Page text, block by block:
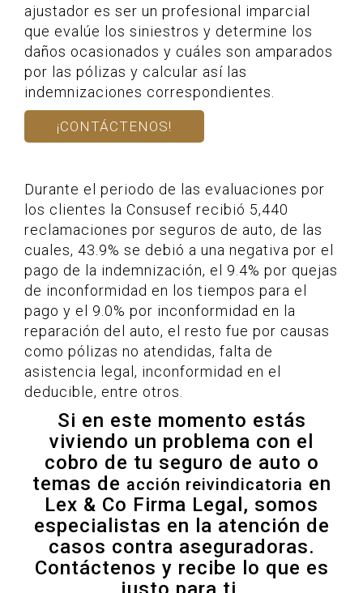
ajustador es ser un profesional imparcial
que evalúe los siniestros y determine los
daños ocasionados y cuáles son amparados
por las pólizas y calcular así las
indemnizaciones correspondientes.
¡CONTÁCTENOS!
Durante el periodo de las evaluaciones por
los clientes la Consusef recibió 5,440
reclamaciones por seguros de auto, de las
cuales, 43.9% se debió a una negativa por el
pago de la indemnización, el 9.4% por quejas
de inconformidad en los tiempos para el
pago y el 9.0% por inconformidad en la
reparación del auto, el resto fue por causas
como pólizas no atendidas, falta de
asistencia legal, inconformidad en el
deducible, entre otros.
Si en este momento estás
viviendo un problema con el
cobro de tu seguro de auto o
temas de acción reivindicatoria en
Lex & Co Firma Legal, somos
especialistas en la atención de
casos contra aseguradoras.
Contáctenos y recibe lo que es